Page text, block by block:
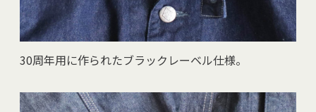
30周年用に作られたブラックレーベル仕様。